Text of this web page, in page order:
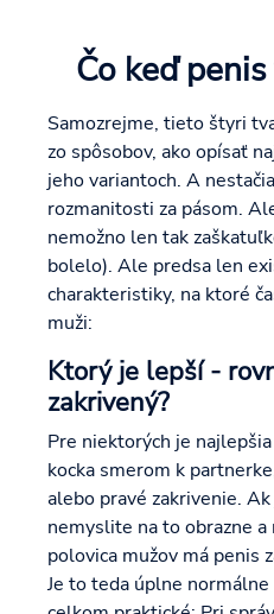
Čo keď
Samozrejme, tieto štyri
zo spôsobov, ako opísať
jeho variantoch. A
rozmanitosti za pásom.
nemožno len tak
bolelo). Ale predsa len
charakteristiky, na ktoré
muži:
Ktorý je lepší -
zakrivený?
Pre niektorých je
kocka smerom k
alebo pravé zakrivenie.
nemyslite na to obrazne
polovica mužov má penis
Je to teda úplne